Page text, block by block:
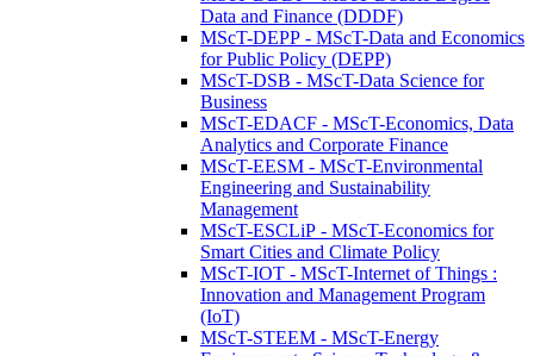
Data and Finance (DDDF)
MScT-DEPP - MScT-Data and Economics
for Public Policy (DEPP)
MScT-DSB - MScT-Data Science for
Business
MScT-EDACF - MScT-Economics, Data
Analytics and Corporate Finance
MScT-EESM - MScT-Environmental
Engineering and Sustainability
Management
MScT-ESCLiP - MScT-Economics for
Smart Cities and Climate Policy
MScT-IOT - MScT-Internet of Things :
Innovation and Management Program
(IoT)
MScT-STEEM - MScT-Energy